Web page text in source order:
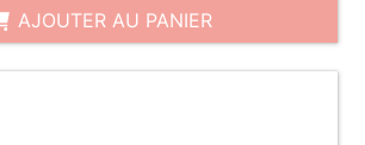
AJOUTER AU PANIER